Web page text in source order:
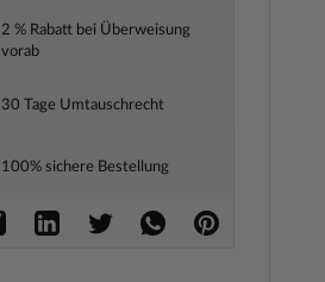
2 % Rabatt bei Überweisung
vorab
30 Tage Umtauschrecht
100% sichere Bestellung